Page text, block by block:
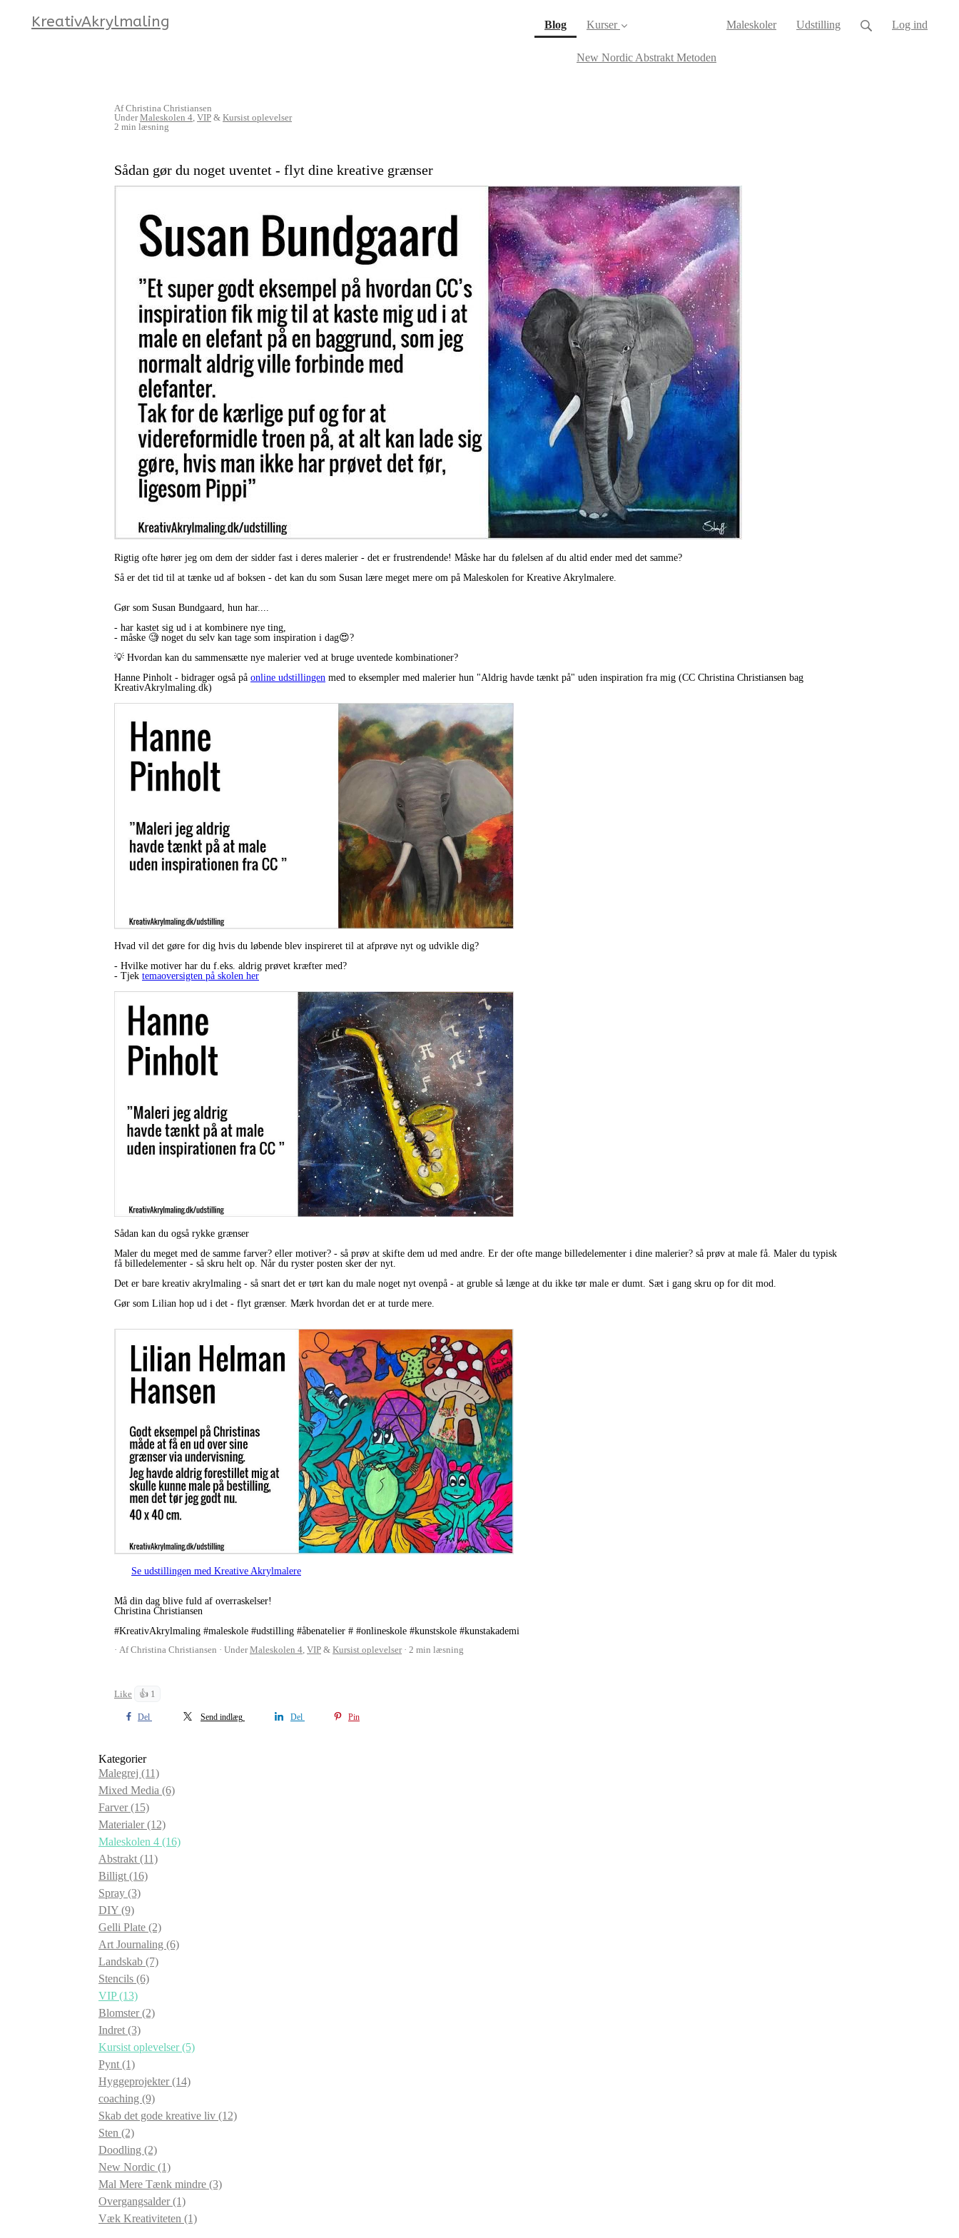
KreativAkrylmaling Blog(current)
Kurser
New Nordic Abstrakt Metoden
Maleskoler Udstilling Log ind
Af Christina Christiansen
UnderMaleskolen 4, VIP & Kursist oplevelser
2 min læsning
Sådan gør du noget uventet - flyt dine kreative grænser
Rigtig ofte hører jeg om dem der sidder fast i deres malerier - det er frustrendende! Måske har du følelsen af du altid ender med det samme?
Så er det tid til at tænke ud af boksen - det kan du som Susan lære meget mere om på Maleskolen for Kreative Akrylmalere.
Gør som Susan Bundgaard, hun har....
- har kastet sig ud i at kombinere nye ting,
- måske 🧐 noget du selv kan tage som inspiration i dag😍?
💡 Hvordan kan du sammensætte nye malerier ved at bruge uventede kombinationer?
Hanne Pinholt - bidrager også på online udstillingen med to eksempler med malerier hun "Aldrig havde tænkt på" uden inspiration fra mig (CC Christina Christiansen bag
KreativAkrylmaling.dk)
Hvad vil det gøre for dig hvis du løbende blev inspireret til at afprøve nyt og udvikle dig?
- Hvilke motiver har du f.eks. aldrig prøvet kræfter med?
- Tjek temaoversigten på skolen her
Sådan kan du også rykke grænser
Maler du meget med de samme farver? eller motiver? - så prøv at skifte dem ud med andre. Er der ofte mange billedelementer i dine malerier? så prøv at male få. Maler du typisk
få billedelementer - så skru helt op. Når du ryster posten sker der nyt.
Det er bare kreativ akrylmaling - så snart det er tørt kan du male noget nyt ovenpå - at gruble så længe at du ikke tør male er dumt. Sæt i gang skru op for dit mod.
Gør som Lilian hop ud i det - flyt grænser. Mærk hvordan det er at turde mere.
Se udstillingen med Kreative Akrylmalere
Må din dag blive fuld af overraskelser!
Christina Christiansen
#KreativAkrylmaling #maleskole #udstilling #åbenatelier # #onlineskole #kunstskole #kunstakademi
Af Christina Christiansen
UnderMaleskolen 4 VIP & Kursist oplevelser 2 min læsning
Like 👍 1
Del Send indlæg Del Pin
Kategorier
Malegrej (11)
Mixed Media (6)
Farver(15)
Materialer(12)
Maleskolen 4 (16)
Abstrakt (11)
Billigt (16)
Spray (3)
DIY (9)
Gelli Plate (2)
Art Journaling (6)
Landskab (7)
Stencils (6)
VIP(13)
Blomster(2)
Indret (3)
Kursist oplevelser(5)
Pynt (1)
Hyggeprojekter(14)
coaching (9)
Skab det gode kreative liv (12)
Sten (2)
Doodling (2)
New Nordic (1)
Mal Mere Tænk mindre (3)
Overgangsalder(1)
Væk Kreativiteten (1)